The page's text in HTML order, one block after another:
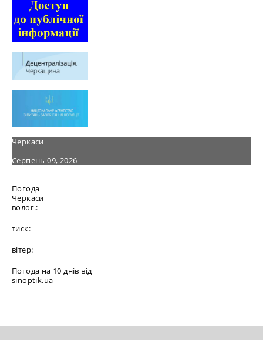
Черкаси
Серпень 09, 2026
Погода
Черкаси
волог.:
тиск:
вітер:
Погода на 10 днів від
sinoptik.ua